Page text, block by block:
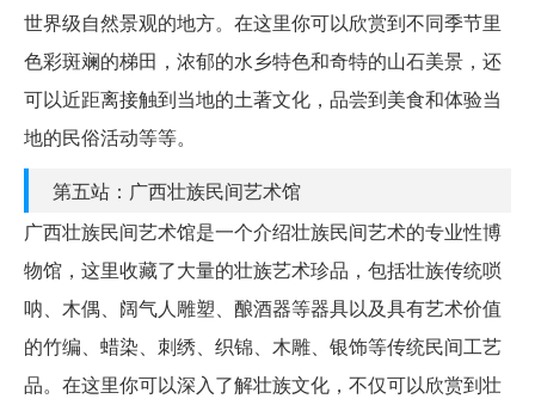
世界级自然景观的地方。在这里你可以欣赏到不同季节里
色彩斑斓的梯田，浓郁的水乡特色和奇特的山石美景，还
可以近距离接触到当地的土著文化，品尝到美食和体验当
地的民俗活动等等。
第五站：广西壮族民间艺术馆
广西壮族民间艺术馆是一个介绍壮族民间艺术的专业性博
物馆，这里收藏了大量的壮族艺术珍品，包括壮族传统唢
呐、木偶、阔气人雕塑、酿酒器等器具以及具有艺术价值
的竹编、蜡染、刺绣、织锦、木雕、银饰等传统民间工艺
品。在这里你可以深入了解壮族文化，不仅可以欣赏到壮